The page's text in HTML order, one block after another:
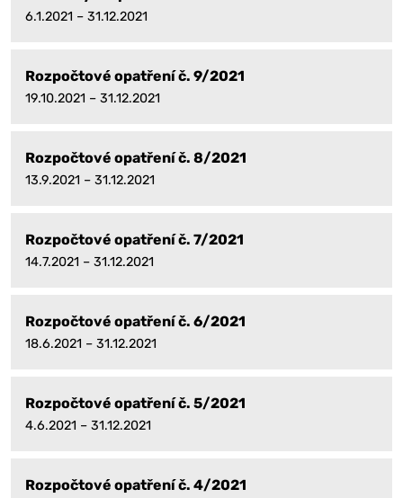
6.1.2021 – 31.12.2021
Rozpočtové opatření č. 9/2021
19.10.2021 – 31.12.2021
Rozpočtové opatření č. 8/2021
13.9.2021 – 31.12.2021
Rozpočtové opatření č. 7/2021
14.7.2021 – 31.12.2021
Rozpočtové opatření č. 6/2021
18.6.2021 – 31.12.2021
Rozpočtové opatření č. 5/2021
4.6.2021 – 31.12.2021
Rozpočtové opatření č. 4/2021